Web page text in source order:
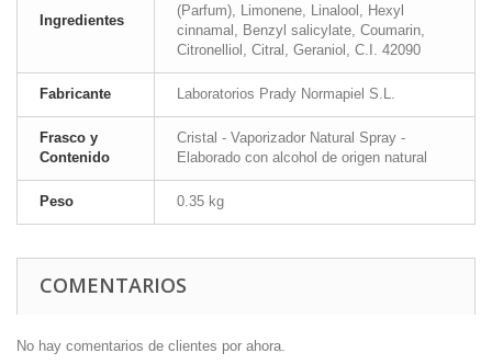
Ingredientes
(Parfum), Limonene, Linalool, Hexyl
cinnamal, Benzyl salicylate, Coumarin,
Citronelliol, Citral, Geraniol, C.I. 42090
Fabricante Laboratorios Prady Normapiel S.L.
Frasco y
Contenido
Cristal - Vaporizador Natural Spray -
Elaborado con alcohol de origen natural
Peso 0.35 kg
COMENTARIOS
No hay comentarios de clientes por ahora.